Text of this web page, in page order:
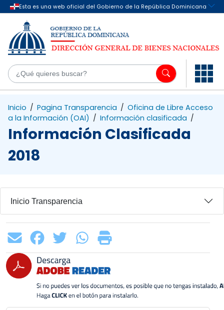
Saltar al contenido principal
Inicio / Pagina Transparencia / Oficina de Libre Acceso
a la Información (OAI) / Información clasificada /
Información Clasificada
2018
Inicio Transparencia